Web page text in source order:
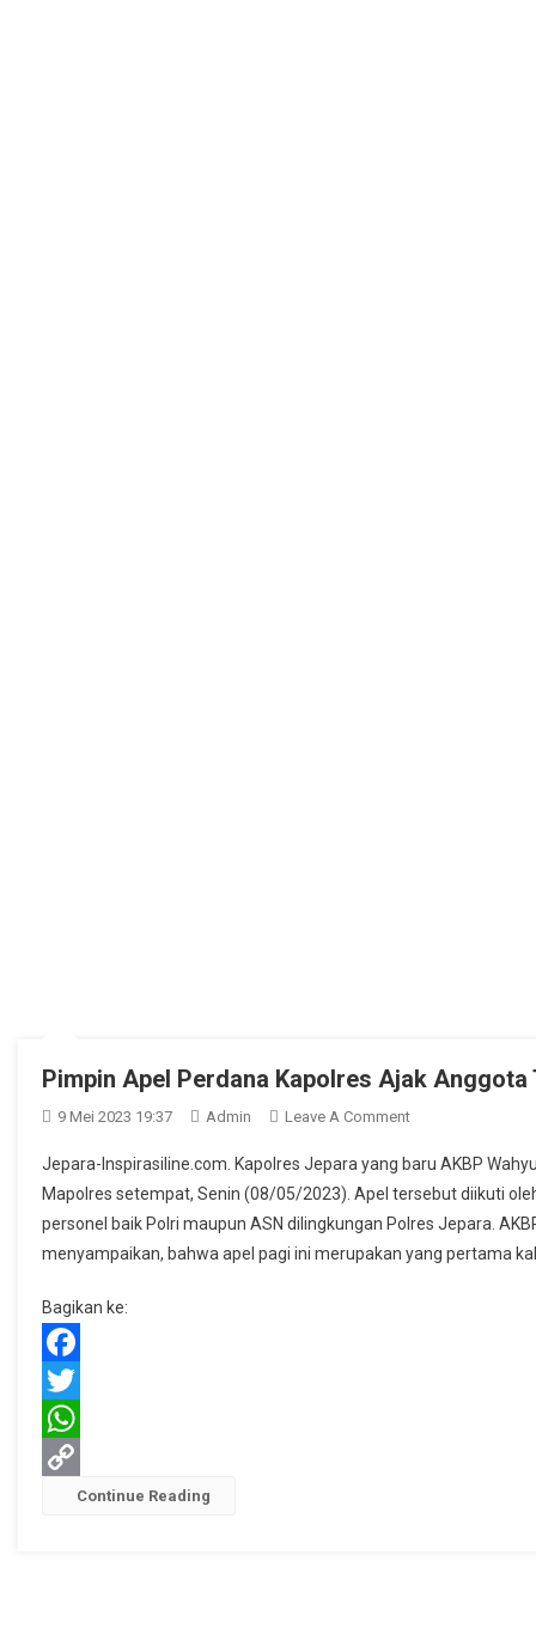
Pimpin Apel Perdana Kapolres Ajak
9 Mei 2023 19:37 Admin Leave A CommentOn
Apel
Perdana
Kapolres
Ajak
Jepara-Inspirasiline.com. Kapolres Jepara yang baru AKBP
Mapolres setempat, Senin (08/05/2023). Apel tersebut diikuti
personel baik Polri maupun ASN dilingkungan Polres Jepara.
menyampaikan, bahwa apel pagi ini merupakan yang pertama
Bagikan ke:
Facebook
Twitter
WhatsApp
CopyContinue Reading